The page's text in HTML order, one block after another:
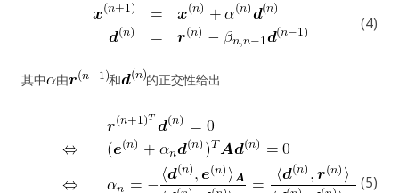
(4)
其中 由 和 的正交性给出
(5)